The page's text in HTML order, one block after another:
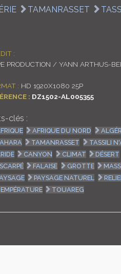
TAMANRASSET
:
PRODUCTION / YANN ARTHUS-
: HD 1920X1080 25P
: DZ1502-AL005355
clés :
AFRIQUE DU NORD
TAMANRASSET TASSILI
CANYON CLIMAT DÉSERT
FALAISE GROTTE
PAYSAGE NATUREL
TOUAREG